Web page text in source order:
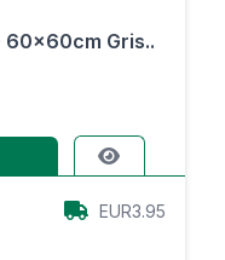
60x60cm Gris..
EUR3.95